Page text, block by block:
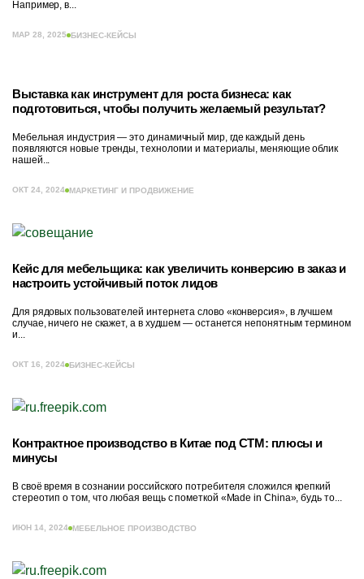
Например, в...
МАР 28, 2025 БИЗНЕС-КЕЙСЫ
Выставка как инструмент для роста бизнеса: как
подготовиться, чтобы получить желаемый результат?
Мебельная индустрия — это динамичный мир, где каждый день
появляются новые тренды, технологии и материалы, меняющие облик
нашей...
ОКТ 24, 2024 МАРКЕТИНГ И ПРОДВИЖЕНИЕ
Кейс для мебельщика: как увеличить конверсию в заказ и
настроить устойчивый поток лидов
Для рядовых пользователей интернета слово «конверсия», в лучшем
случае, ничего не скажет, а в худшем — останется непонятным термином
и...
ОКТ 16, 2024 БИЗНЕС-КЕЙСЫ
Контрактное производство в Китае под СТМ: плюсы и
минусы
В своё время в сознании российского потребителя сложился крепкий
стереотип о том, что любая вещь с пометкой «Made in China», будь то...
ИЮН 14, 2024 МЕБЕЛЬНОЕ ПРОИЗВОДСТВО